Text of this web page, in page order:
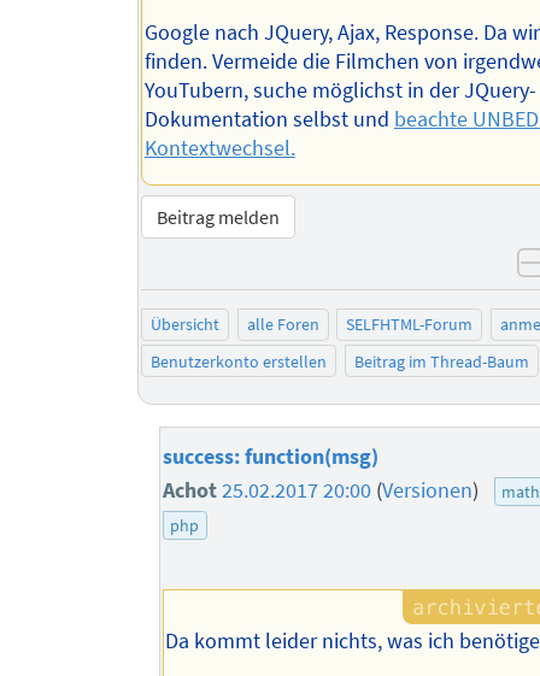
Google nach JQuery, Ajax, Response. Da
finden. Vermeide die Filmchen von
YouTubern, suche möglichst in der JQuery-
Dokumentation selbst und beachte
Kontextwechsel.
Beitrag melden
Übersicht alle Foren SELFHTML-Forum
Benutzerkonto erstellen
Beitrag im Thread-Baum
success: function(msg)
Achot25.02.2017 20:00 (Versionen)
php
Da kommt leider nichts, was ich